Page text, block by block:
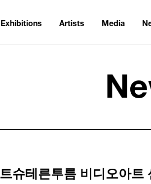
Exhibitions Artists Media
슈테른투름 비디오아